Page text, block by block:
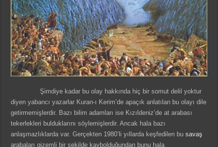
Şimdiye kadar bu olay hakkında hiç bir somut delil yoktur
diyen yabancı yazarlar Kuran-ı Kerim’de apaçık anlatılan bu olayı dile
getirmemişlerdir. Bazı bilim adamları ise Kızıldeniz’de at arabası
tekerlekleri bulduklarını söylemişlerdir. Ancak hala bazı
anlaşmazlıklarda var. Gerçekten 1980’li yıllarda keşfedilen busavaş
arabaları gizemli bir şekilde kaybolduğundan bunu hala